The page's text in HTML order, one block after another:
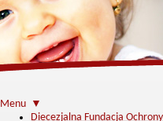
Menu ▼
Diecezjalna Fundacja